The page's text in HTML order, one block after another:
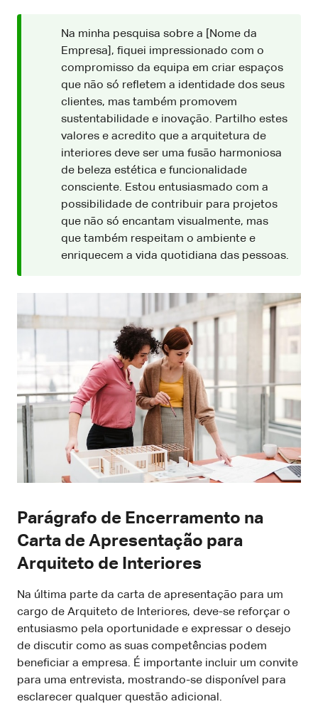
Na minha pesquisa sobre a [Nome da
Empresa], fiquei impressionado com o
compromisso da equipa em criar espaços
que não só refletem a identidade dos seus
clientes, mas também promovem
sustentabilidade e inovação. Partilho estes
valores e acredito que a arquitetura de
interiores deve ser uma fusão harmoniosa
de beleza estética e funcionalidade
consciente. Estou entusiasmado com a
possibilidade de contribuir para projetos
que não só encantam visualmente, mas
que também respeitam o ambiente e
enriquecem a vida quotidiana das pessoas.
Parágrafo de Encerramento na
Carta de Apresentação para
Arquiteto de Interiores
Na última parte da carta de apresentação para um
cargo de Arquiteto de Interiores, deve-se reforçar o
entusiasmo pela oportunidade e expressar o desejo
de discutir como as suas competências podem
beneficiar a empresa. É importante incluir um convite
para uma entrevista, mostrando-se disponível para
esclarecer qualquer questão adicional.